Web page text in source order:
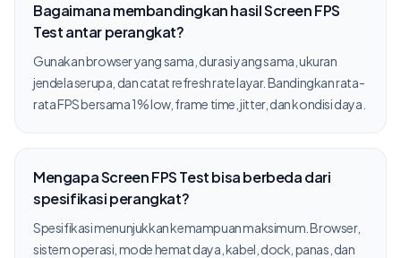
Bagaimana membandingkan hasil Screen FPS
Test antar perangkat?
Gunakan browser yang sama, durasi yang sama, ukuran
jendela serupa, dan catat refresh rate layar. Bandingkan rata-
rata FPS bersama 1% low, frame time, jitter, dan kondisi daya.
Mengapa Screen FPS Test bisa berbeda dari
spesifikasi perangkat?
Spesifikasi menunjukkan kemampuan maksimum. Browser,
sistem operasi, mode hemat daya, kabel, dock, panas, dan